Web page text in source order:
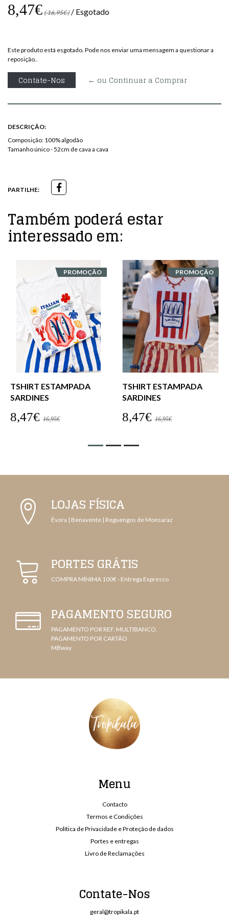
8,47€ ( 16,95€ ) / Esgotado
Este produto está esgotado. Pode nos enviar uma mensagem a questionar a
reposição..
Contate-Nos ← ou Continuar a Comprar
DESCRIÇÃO:
Composição: 100% algodão
Tamanho único - 52cm de cava a cava
PARTILHE:
Também poderá estar
interessado em:
PROMOÇÃO
TSHIRT ESTAMPADA
SARDINES
8,47€ 16,95€
PROMOÇÃO
TSHIRT ESTAMPADA
SARDINES
8,47€ 16,95€
LOJAS FÍSICA
Évora | Benavente | Reguengos de Monsaraz
PORTES GRÁTIS
COMPRA MÍNIMA 100€ - Entrega Expresso
PAGAMENTO SEGURO
PAGAMENTO POR REF. MULTIBANCO,
PAGAMENTO POR CARTÃO
MBway
Menu
Contacto
Termos e Condições
Política de Privacidade e Proteção de dados
Portes e entregas
Livro de Reclamações
Contate-Nos
geral@tropikala.pt